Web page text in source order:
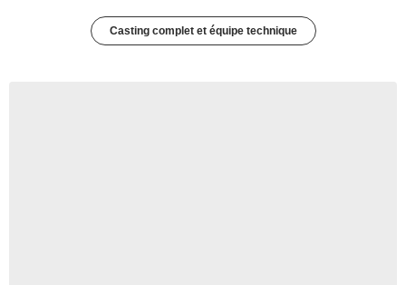
Casting complet et équipe technique